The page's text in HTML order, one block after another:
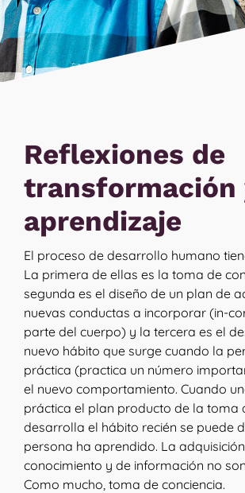
Reflexiones de
transformación
aprendizaje
El proceso de desarrollo humano
La primera de ellas es la toma de
segunda es el diseño de un plan de
nuevas conductas a incorporar (in-
parte del cuerpo) y la tercera es el
nuevo hábito que surge cuando la
práctica (practica un número
el nuevo comportamiento. Cuando
práctica el plan producto de la toma
desarrolla el hábito recién se puede
persona ha aprendido. La
conocimiento y de información no son
Como mucho, toma de conciencia.